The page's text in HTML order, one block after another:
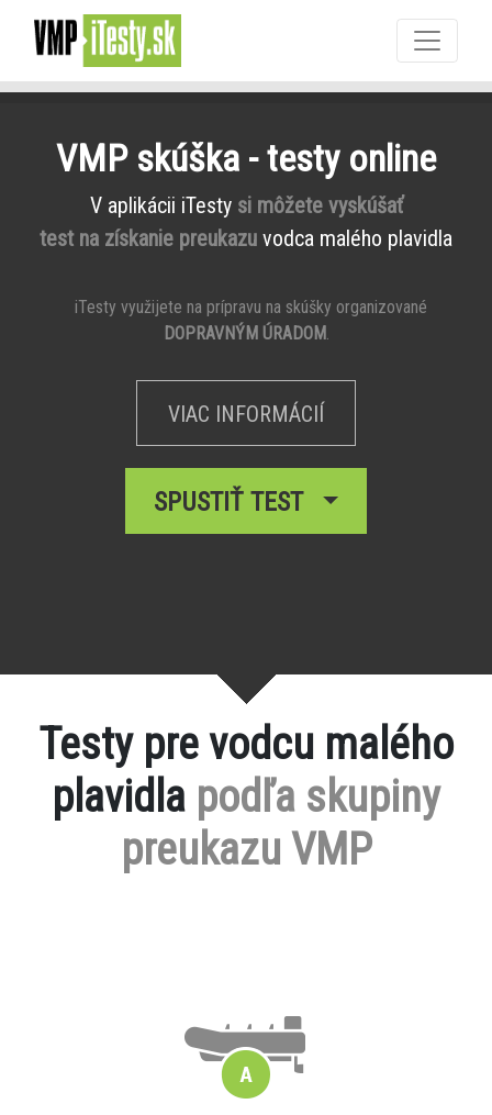
VMP skúška - testy online
V aplikácii iTesty si môžete vyskúšať
test na získanie preukazu vodca malého plavidla
iTesty využijete na prípravu na skúšky organizované
DOPRAVNÝM ÚRADOM.
VIAC INFORMÁCIÍ
SPUSTIŤ TEST
Testy pre vodcu malého
plavidla podľa skupiny
preukazu VMP